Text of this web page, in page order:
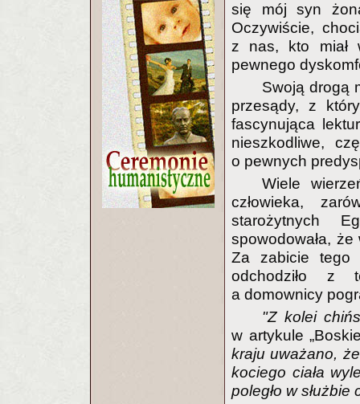
się mój syn
Oczywiście,
z nas, kto miał
pewnego
Swoją drogą
przesądy, z
fascynująca
nieszkodliwe,
o pewnych
Wiele
człowieka,
starożytnych
spowodowała,
Za zabicie tego
odchodziło z
a domownicy
"Z kolei
w artykule
kraju uważano,
kociego ciała
poległo w